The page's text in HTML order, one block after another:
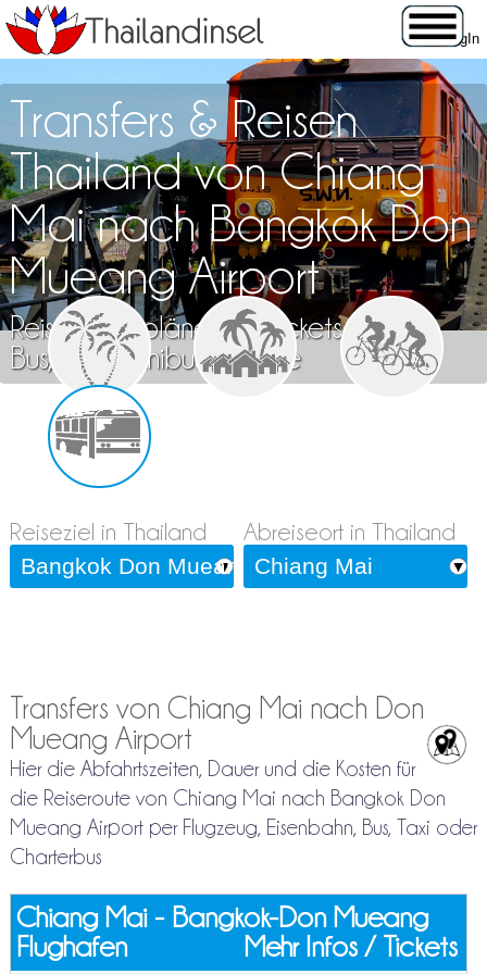
Transfers & Reisen
Thailand von Chiang
Mai nach Bangkok Don
Mueang Airport
Reisen, Fahrpläne und Tickets für Zug,
Bus, Flug, Minibus & Fähre
Reiseziel in Thailand Abreiseort in Thailand
Transfers von Chiang Mai nach Don
Mueang Airport
Hier die Abfahrtszeiten, Dauer und die Kosten für
die Reiseroute von Chiang Mai nach Bangkok Don
Mueang Airport per Flugzeug, Eisenbahn, Bus, Taxi oder
Charterbus
Chiang Mai - Bangkok-Don Mueang
Flughafen
Mehr Infos / Tickets